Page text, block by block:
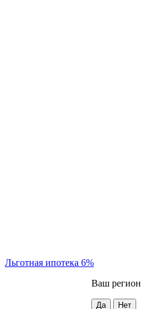
Льготная ипотека 6%
Ваш регион